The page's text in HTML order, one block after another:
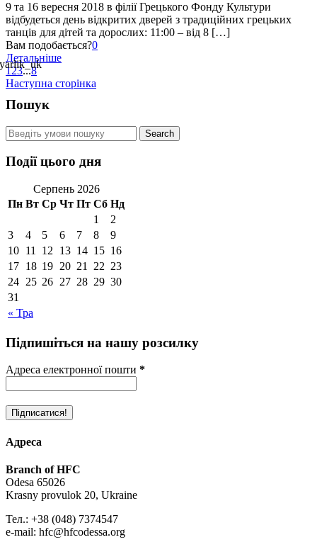
9 та 16 вересня 2018 в філії Грецького Фонду Культури
відбудеться день відкритих дверей з традиційних грецьких
танців для дітей та дорослих: 11:00 – від 8 […]
Вам подобається?0
Детальніше
123...8
Наступна сторінка
Пошук
Події цього дня
Серпень 2026
Пн Вт Ср Чт Пт Сб Нд
« Тра
1
2
3
4 5 6 7 8
9
10 11 12 13 14 15 16
17 18 19 20 21 22 23
24 25 26 27 28 29 30
31
Підпишіться на нашу розсилку
Адреса електронної пошти *
Адреса
Branch of HFC
Odesa 65026
Krasny provulok 20, Ukraine
Тел.: +38 (048) 7374547
e-mail: hfc@hfcodessa.org